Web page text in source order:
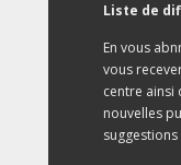
Liste de
En vous
vous
centre ainsi
nouvelles
suggestions